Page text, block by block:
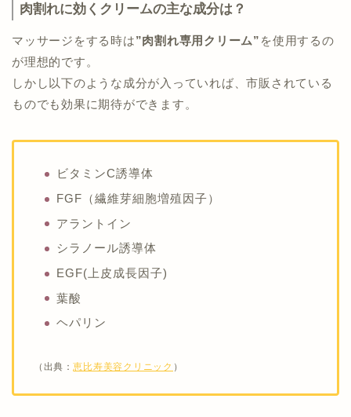
肉割れに効くクリームの主な成分は？
マッサージをする時は”肉割れ専用クリーム” を使用するの
が理想的です。
しかし以下のような成分が入っていれば、市販されている
ものでも効果に期待ができます。
ビタミンC誘導体
FGF（繊維芽細胞増殖因子）
アラントイン
シラノール誘導体
EGF(上皮成長因子)
葉酸
ヘパリン
（出典：恵比寿美容クリニック ）